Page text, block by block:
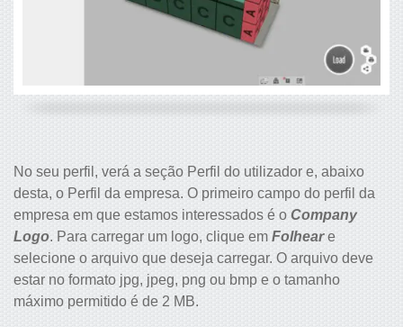
No seu perfil, verá a seção Perfil do utilizador e, abaixo
desta, o Perfil da empresa. O primeiro campo do perfil da
empresa em que estamos interessados é o Company
Logo. Para carregar um logo, clique em Folheare
selecione o arquivo que deseja carregar. O arquivo deve
estar no formato jpg, jpeg, png ou bmp e o tamanho
máximo permitido é de 2 MB.